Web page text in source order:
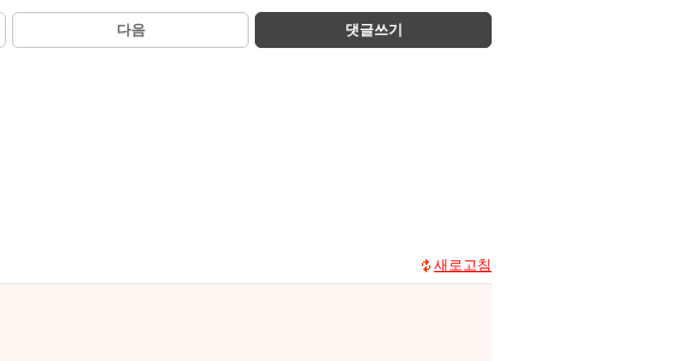
다음 댓글쓰기
새로고침